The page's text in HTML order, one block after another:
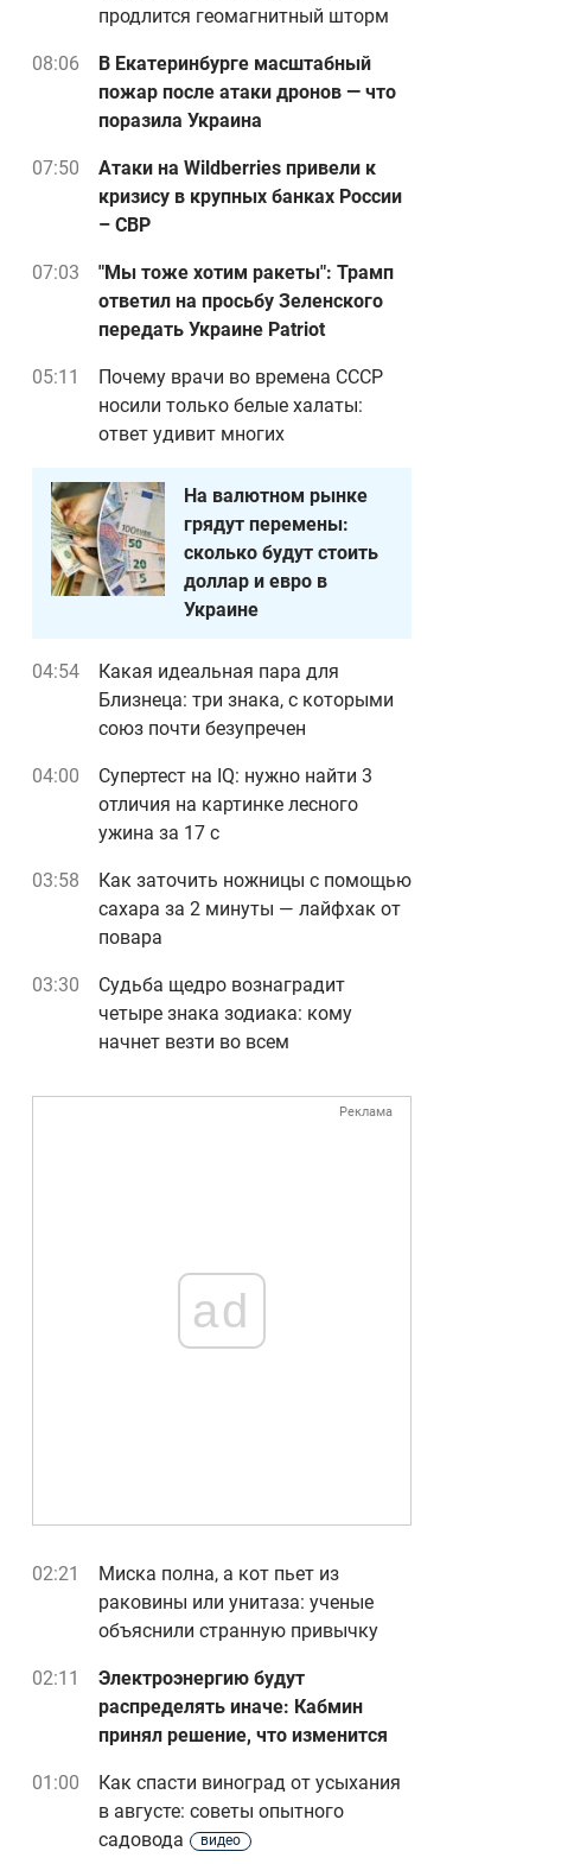
продлится геомагнитный шторм
08:06
В Екатеринбурге масштабный
пожар после атаки дронов — что
поразила Украина
07:50
Атаки на Wildberries привели к
кризису в крупных банках России
– СВР
07:03
"Мы тоже хотим ракеты": Трамп
ответил на просьбу Зеленского
передать Украине Patriot
05:11
Почему врачи во времена СССР
носили только белые халаты:
ответ удивит многих
На валютном рынке
грядут перемены:
сколько будут стоить
доллар и евро в
Украине
04:54
Какая идеальная пара для
Близнеца: три знака, с которыми
союз почти безупречен
04:00
Супертест на IQ: нужно найти 3
отличия на картинке лесного
ужина за 17 с
03:58
Как заточить ножницы с помощью
сахара за 2 минуты — лайфхак от
повара
03:30
Судьба щедро вознаградит
четыре знака зодиака: кому
начнет везти во всем
Реклама
ad
02:21
Миска полна, а кот пьет из
раковины или унитаза: ученые
объяснили странную привычку
02:11
Электроэнергию будут
распределять иначе: Кабмин
принял решение, что изменится
01:00
Как спасти виноград от усыхания
в августе: советы опытного
садовода
видео